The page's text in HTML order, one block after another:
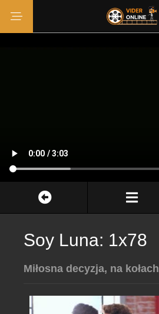
Soy Luna: 1x78
Miłosna decyzja, na kołach